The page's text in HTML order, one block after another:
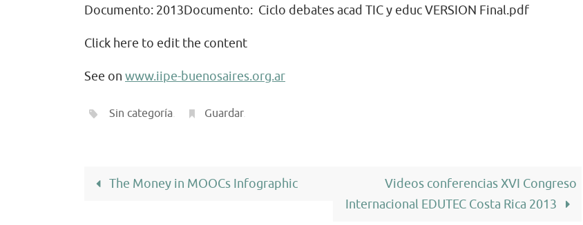
Documento: 2013Documento: Ciclo debates acad TIC y educ VERSION Final.pdf
Click here to edit the content
See on www.iipe-buenosaires.org.ar
Sin categoría. Guardar.
The Money in MOOCs Infographic
Videos conferencias XVI Congreso
Internacional EDUTEC Costa Rica 2013